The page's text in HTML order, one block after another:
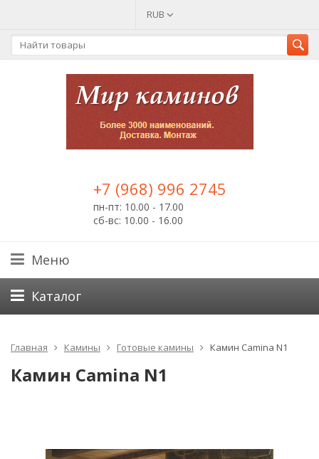
RUB
+7 (968) 996 2745
пн-пт: 10.00 - 17.00
сб-вс: 10.00 - 16.00
Меню
Каталог
Главная Камины Готовые камины Камин Camina N1
Камин Camina N1